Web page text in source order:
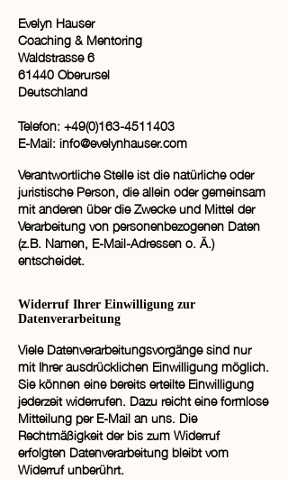
Evelyn Hauser
Coaching & Mentoring
Waldstrasse 6
61440 Oberursel
Deutschland
Telefon: +49(0)163-4511403
E-Mail: info@evelynhauser.com
Verantwortliche Stelle ist die natürliche oder
juristische Person, die allein oder gemeinsam
mit anderen über die Zwecke und Mittel der
Verarbeitung von personenbezogenen Daten
(z.B. Namen, E-Mail-Adressen o. Ä.)
entscheidet.
Widerruf Ihrer Einwilligung zur
Datenverarbeitung
Viele Datenverarbeitungsvorgänge sind nur
mit Ihrer ausdrücklichen Einwilligung möglich.
Sie können eine bereits erteilte Einwilligung
jederzeit widerrufen. Dazu reicht eine formlose
Mitteilung per E-Mail an uns. Die
Rechtmäßigkeit der bis zum Widerruf
erfolgten Datenverarbeitung bleibt vom
Widerruf unberührt.